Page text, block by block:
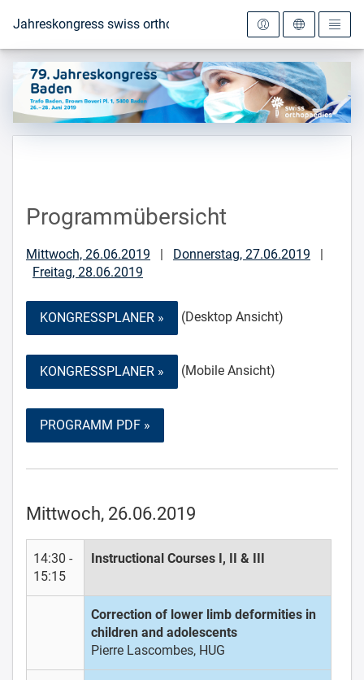
Zur Startseite
Jahreskongress swiss orthopaedics 2019
Programmübersicht
Mittwoch, 26.06.2019 | Donnerstag, 27.06.2019 |
Freitag, 28.06.2019
KONGRESSPLANER » (Desktop Ansicht)
KONGRESSPLANER » (Mobile Ansicht)
PROGRAMM PDF »
Mittwoch, 26.06.2019
14:30 -
15:15
Instructional Courses I, II & III
Correction of lower limb deformities in
children and adolescents
Pierre Lascombes, HUG